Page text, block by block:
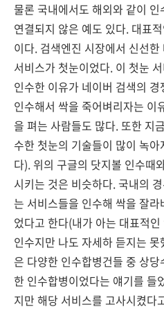
물론 국내에서도 해외와 같이
연결되지 않은 예도 있다. 대표
이다. 검색엔진 시장에서 신선
서비스가 첫눈이었다. 이 첫눈
인수한 이유가 네이버 검색의
인수해서 싹을 죽어벼리자는 이
을 펴는 사람들도 많다. 또한 지
수한 첫눈의 기술들이 많이 녹
다). 위의 구글의 닷지볼 인수때
시키는 것은 비슷하다. 국내의
는 서비스들을 인수해 싹을 잘
었다고 한다(내가 아는 대표적
인수지만 나도 자세하 듣지는
은 다양한 인수합병건들 중 상
한 인수합병이었다는 얘기를 들
지만 해당 서비스를 고사시켰다